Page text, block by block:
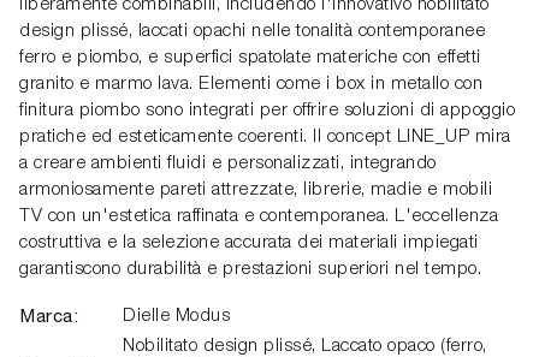
liberamente combinabili, includendo l'innovativo nobilitato
design plissé, laccati opachi nelle tonalità contemporanee
ferro e piombo, e superfici spatolate materiche con effetti
granito e marmo lava. Elementi come i box in metallo con
finitura piombo sono integrati per offrire soluzioni di appoggio
pratiche ed esteticamente coerenti. Il concept LINE_UP mira
a creare ambienti fluidi e personalizzati, integrando
armoniosamente pareti attrezzate, librerie, madie e mobili
TV con un'estetica raffinata e contemporanea. L'eccellenza
costruttiva e la selezione accurata dei materiali impiegati
garantiscono durabilità e prestazioni superiori nel tempo.
Marca: Dielle Modus
Nobilitato design plissé, Laccato opaco (ferro,